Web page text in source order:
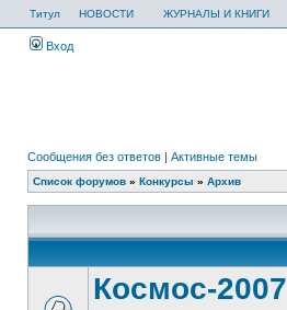
Титул НОВОСТИ ЖУРНАЛЫ И КНИГИ
Вход
Сообщения без ответов | Активные темы
Список форумов » Конкурсы » Архив
Космос-2007